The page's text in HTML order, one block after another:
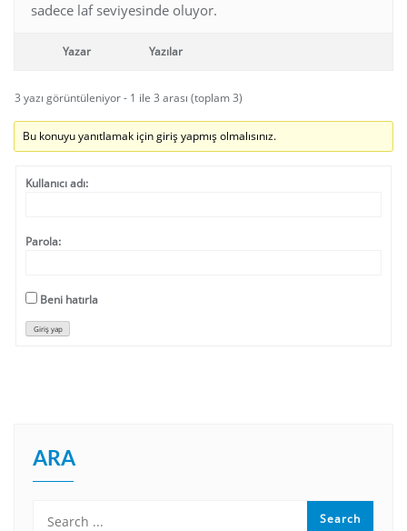
sadece laf seviyesinde oluyor.
Yazar Yazılar
3 yazı görüntüleniyor - 1 ile 3 arası (toplam 3)
Bu konuyu yanıtlamak için giriş yapmış olmalısınız.
Kullanıcı adı:
Parola:
Beni hatırla
Giriş yap
ARA